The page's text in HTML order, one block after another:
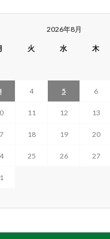
2026年8月
火 水 木
4 5 6
11 12 13
18 19 20
25 26 27